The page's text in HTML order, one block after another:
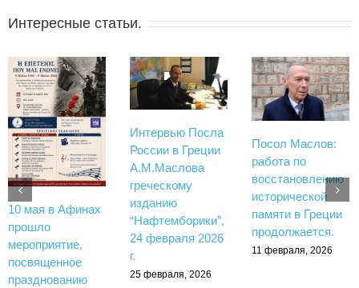
Интересные статьи.
10 мая в Афинах
прошло
мероприятие,
посвященное
празднованию
Интервью Посла
России в Греции
А.М.Маслова
греческому
изданию
“Нафтемборики”,
24 февраля 2026
г.
25 февраля, 2026
Посол Маслов:
работа по
восстановлению
исторической
памяти в Греции
продолжается.
11 февраля, 2026